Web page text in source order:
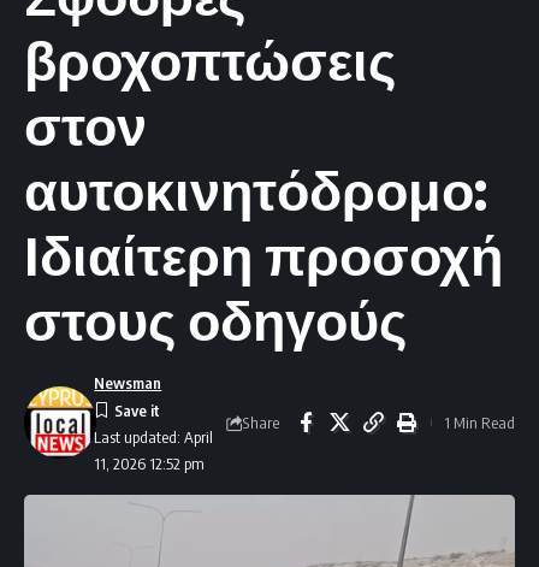
βροχοπτώσεις
στον
αυτοκινητόδρομο:
Ιδιαίτερη προσοχή
στους οδηγούς
Last updated: April
11, 2026 12:52 pm
Newsman
Share 1 Min Read